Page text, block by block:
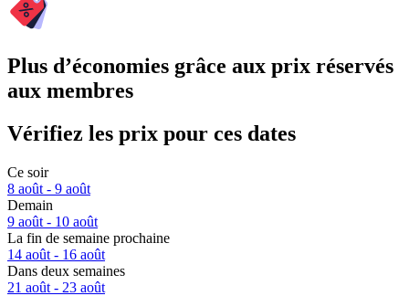
Plus d’économies grâce aux prix réservés
aux membres
Vérifiez les prix pour ces dates
Ce soir
8 août - 9 août
Demain
9 août - 10 août
La fin de semaine prochaine
14 août - 16 août
Dans deux semaines
21 août - 23 août